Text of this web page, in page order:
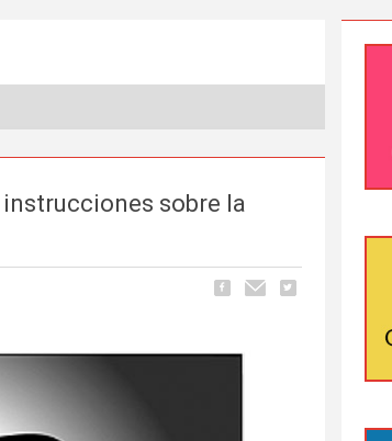
instrucciones sobre la